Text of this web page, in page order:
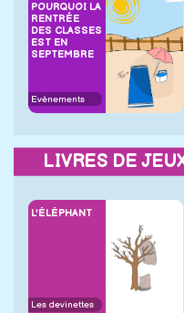
POURQUOI LA
RENTRÉE
DES CLASSES
EST EN
SEPTEMBRE
Evènements
LIVRES DE
L'ÉLÉPHANT
Les devinettes